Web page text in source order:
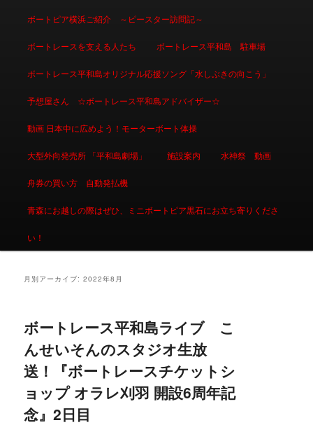
ボートピア横浜ご紹介 ～ピースター訪問記～
ボートレースを支える人たち ボートレース平和島 駐車場
ボートレース平和島オリジナル応援ソング「水しぶきの向こう」
予想屋さん ☆ボートレース平和島アドバイザー☆
動画 日本中に広めよう！モーターボート体操
大型外向発売所 「平和島劇場」 施設案内 水神祭 動画
舟券の買い方 自動発払機
青森にお越しの際はぜひ、ミニボートピア黒石にお立ち寄りくださ
い！
月別アーカイブ:2022年8月
ボートレース平和島ライブ こ
んせいそんのスタジオ生放
送！『ボートレースチケットシ
ョップ オラレ刈羽 開設6周年記
念』2日目